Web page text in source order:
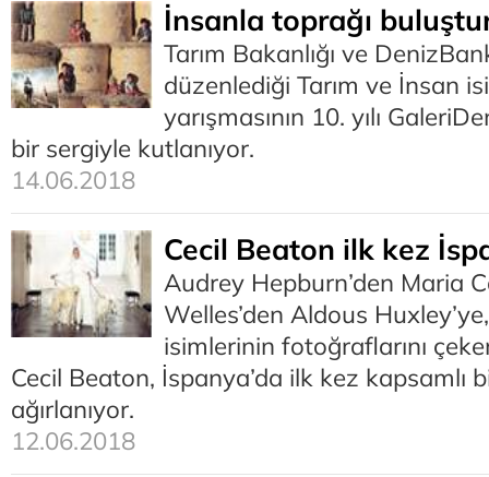
İnsanla toprağı
Tarım Bakanlığı ve
düzenlediği Tarım ve İnsan
yarışmasının 10. yılı
bir sergiyle kutlanıyor.
14.06.2018
Cecil Beaton ilk kez
Audrey Hepburn’den Maria
Welles’den Aldous
isimlerinin fotoğraflarını
Cecil Beaton, İspanya’da ilk kez kapsamlı
ağırlanıyor.
12.06.2018